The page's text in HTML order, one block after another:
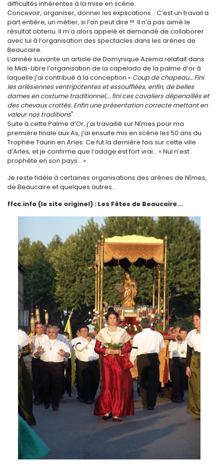
difficultés inhérentes à la mise en scène.
Concevoir, organiser, donner les explications... C’est un travail a
part entière, un métier, si l’on peut dire !!!. Il n’a pas aimé le
résultat obtenu. Il m’a alors appelé et demandé de collaborer
avec lui à l’organisation des spectacles dans les arènes de
Beaucaire.
L’année suivante un article de Domynique Azema relatait dans
le Midi-Libre l’organisation de la capelado de la palme d’or à
laquelle j’ai contribué à la conception « Coup de chapeau… Fini
les arlésiennes ventripotentes et essoufflées, enfin, de belles
dames en costume traditionnel,… fini ces cavaliers dépenaillés et
des chevaux crottés. Enfin une présentation correcte mettant en
valeur nos traditions".
Suite à cette Palme d’Or, j’ai travaillé sur Nîmes pour ma
première finale aux As, j’ai ensuite mis en scène les 50 ans du
Trophée Taurin en Arles. Ce fut la dernière fois sur cette ville
d’Arles, et je confirme que l’adage est fort vrai… « Nul n’est
prophète en son pays… ».
Je reste fidèle à certaines organisations des arènes de Nîmes,
de Beaucaire et quelques autres…
ffcc.info (le site originel) : Les Fêtes de Beaucaire...